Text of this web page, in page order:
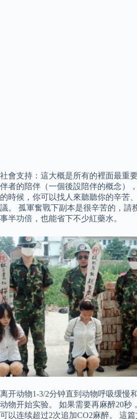
社會支持：這大概是所有的裡面最重
伴者的陪伴（一個後設陪伴的概念）
的時候，你可以找人來聽聽你的辛苦
議。 孤軍奮戰下副本是很辛苦的，請
事半功倍，也能省下不少紅藥水。
离开动物1-3/2分钟直到动物呼吸缓慢
动物开始实验。 如果需要再麻醉20秒
可以连续超过2次追加CO2麻醉。 這